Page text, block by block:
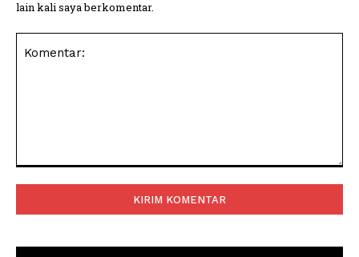
lain kali saya berkomentar.